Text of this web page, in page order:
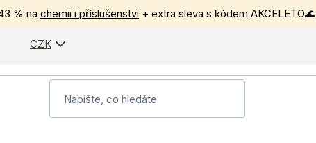
% na chemii i příslušenství + extra sleva s kódem AKCELETO🌊
CZK